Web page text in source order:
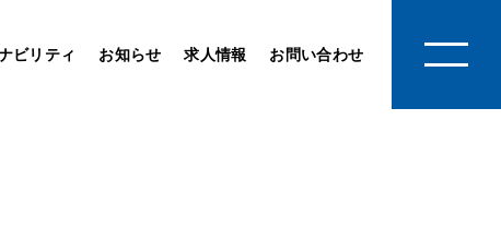
ビリティ お知らせ 求人情報 お問い合わせ